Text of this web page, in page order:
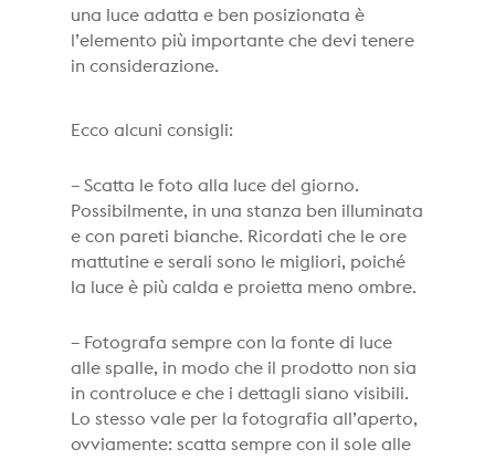
una luce adatta e ben posizionata è
l’elemento più importante che devi tenere
in considerazione.
Ecco alcuni consigli:
– Scatta le foto alla luce del giorno.
Possibilmente, in una stanza ben illuminata
e con pareti bianche. Ricordati che le ore
mattutine e serali sono le migliori, poiché
la luce è più calda e proietta meno ombre.
– Fotografa sempre con la fonte di luce
alle spalle, in modo che il prodotto non sia
in controluce e che i dettagli siano visibili.
Lo stesso vale per la fotografia all’aperto,
ovviamente: scatta sempre con il sole alle